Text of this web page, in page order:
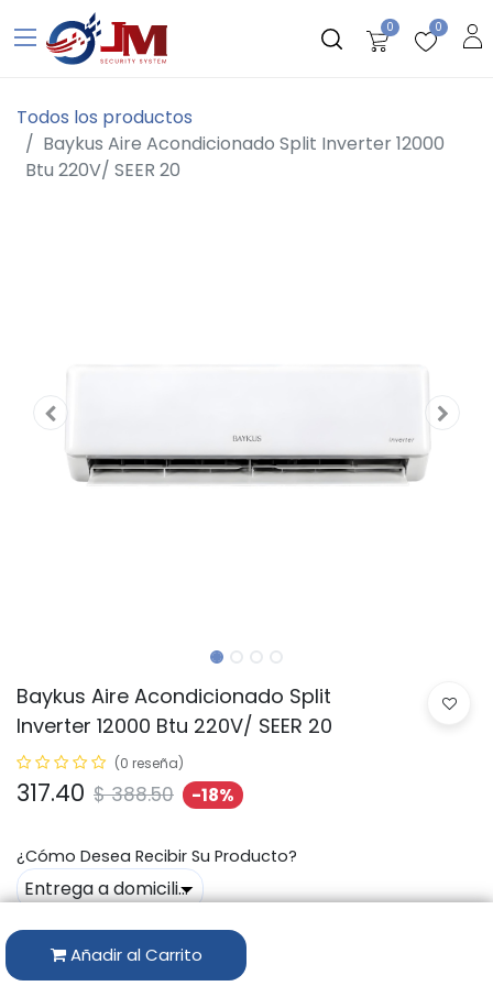
0 0
Todos los productos
Baykus Aire Acondicionado Split Inverter 12000
Btu 220V/ SEER 20
Baykus Aire Acondicionado Split
Inverter 12000 Btu 220V/ SEER 20
(0 reseña)
317.40 $ 388.50 -18%
​¿Cómo Desea Recibir Su Producto?
Añadir al Carrito